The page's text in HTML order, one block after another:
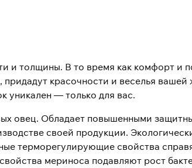
и толщины. В то время как комфорт и
красочности и веселья вашей
уникален — только для вас.
овец. Обладает повышенными
своей продукции.
терморегулирующие свойства
мериноса подавляют рост